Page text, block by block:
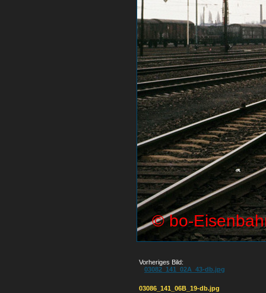
Vorheriges Bild:
03082_141_02A_43-db.jpg
03086_141_06B_19-db.jpg